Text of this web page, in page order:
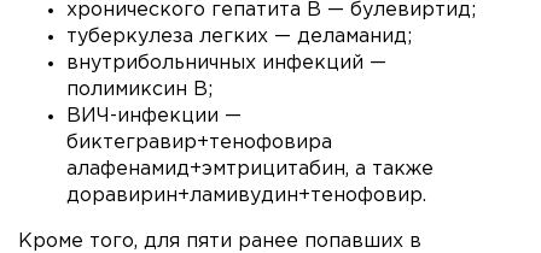
хронического гепатита B — булевиртид;
туберкулеза легких — деламанид;
внутрибольничных инфекций —
полимиксин В;
ВИЧ-инфекции —
биктегравир+тенофовира
алафенамид+эмтрицитабин, а также
доравирин+ламивудин+тенофовир.
Кроме того, для пяти ранее попавших в